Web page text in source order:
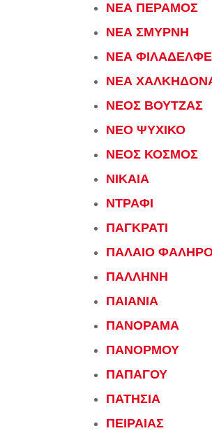
ΝΕΑ ΠΕΡΑΜΟΣ
ΝΕΑ ΣΜΥΡΝΗ
ΝΕΑ
ΝΕΑ
ΝΕΟΣ ΒΟΥΤΖΑΣ
ΝΕΟ ΨΥΧΙΚΟ
ΝΕΟΣ ΚΟΣΜΟΣ
ΝΙΚΑΙΑ
ΝΤΡΑΦΙ
ΠΑΓΚΡΑΤΙ
ΠΑΛΑΙΟ
ΠΑΛΛΗΝΗ
ΠΑΙΑΝΙΑ
ΠΑΝΟΡΑΜΑ
ΠΑΝΟΡΜΟΥ
ΠΑΠΑΓΟΥ
ΠΑΤΗΣΙΑ
ΠΕΙΡΑΙΑΣ